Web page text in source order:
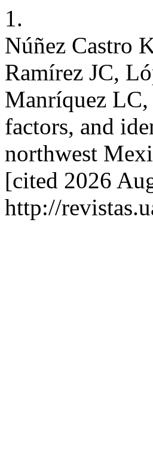
1.
Núñez Castro
Ramírez JC,
Manríquez LC,
factors, and
northwest
[cited 2026
http://